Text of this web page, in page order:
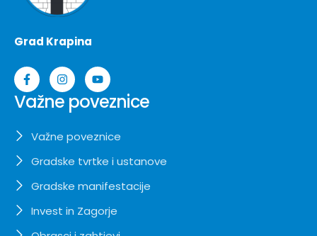
Grad Krapina
Važne poveznice
Važne poveznice
Gradske tvrtke i ustanove
Gradske manifestacije
Invest in Zagorje